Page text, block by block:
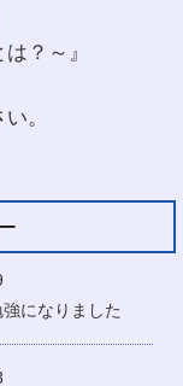
？～』
。
になりました